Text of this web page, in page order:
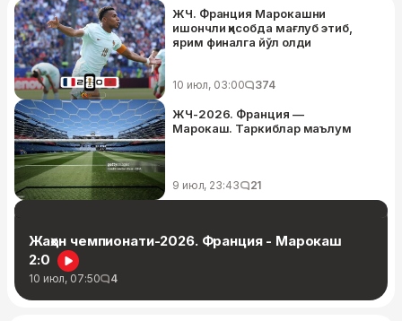
ЖЧ. Франция Марокашни
ишончли ҳисобда мағлуб этиб,
ярим финалга йўл олди
10 июл, 03:00 374
ЖЧ-2026. Франция —
Марокаш. Таркиблар маълум
9 июл, 23:43 21
Жаҳон чемпионати-2026. Франция - Марокаш
2:0
10 июл, 07:50 4